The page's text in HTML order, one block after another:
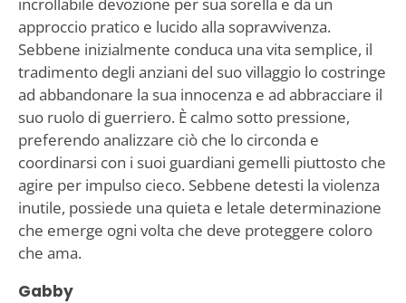
approccio pratico e lucido alla sopravvivenza.
Sebbene inizialmente conduca una vita semplice, il
tradimento degli anziani del suo villaggio lo costringe
ad abbandonare la sua innocenza e ad abbracciare il
suo ruolo di guerriero. È calmo sotto pressione,
preferendo analizzare ciò che lo circonda e
coordinarsi con i suoi guardiani gemelli piuttosto che
agire per impulso cieco. Sebbene detesti la violenza
inutile, possiede una quieta e letale determinazione
che emerge ogni volta che deve proteggere coloro
che ama.
Gabby